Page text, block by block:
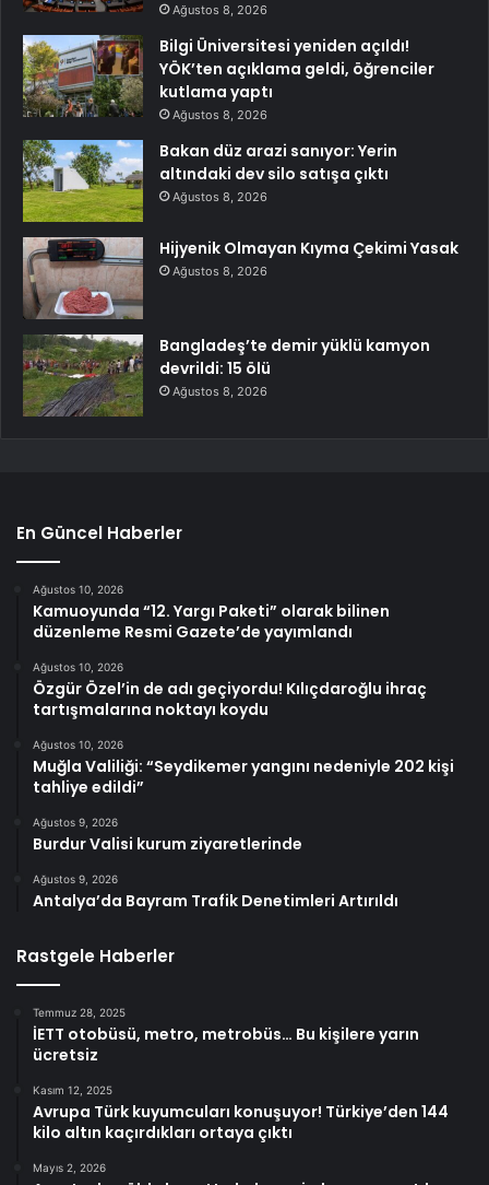
Ağustos 8, 2026
Bilgi Üniversitesi yeniden açıldı!
YÖK’ten açıklama geldi, öğrenciler
kutlama yaptı
Ağustos 8, 2026
Bakan düz arazi sanıyor: Yerin
altındaki dev silo satışa çıktı
Ağustos 8, 2026
Hijyenik Olmayan Kıyma Çekimi Yasak
Ağustos 8, 2026
Bangladeş’te demir yüklü kamyon
devrildi: 15 ölü
Ağustos 8, 2026
En Güncel Haberler
Ağustos 10, 2026
Kamuoyunda “12. Yargı Paketi” olarak bilinen
düzenleme Resmi Gazete’de yayımlandı
Ağustos 10, 2026
Özgür Özel’in de adı geçiyordu! Kılıçdaroğlu ihraç
tartışmalarına noktayı koydu
Ağustos 10, 2026
Muğla Valiliği: “Seydikemer yangını nedeniyle 202 kişi
tahliye edildi”
Ağustos 9, 2026
Burdur Valisi kurum ziyaretlerinde
Ağustos 9, 2026
Antalya’da Bayram Trafik Denetimleri Artırıldı
Rastgele Haberler
Temmuz 28, 2025
İETT otobüsü, metro, metrobüs… Bu kişilere yarın
ücretsiz
Kasım 12, 2025
Avrupa Türk kuyumcuları konuşuyor! Türkiye’den 144
kilo altın kaçırdıkları ortaya çıktı
Mayıs 2, 2026